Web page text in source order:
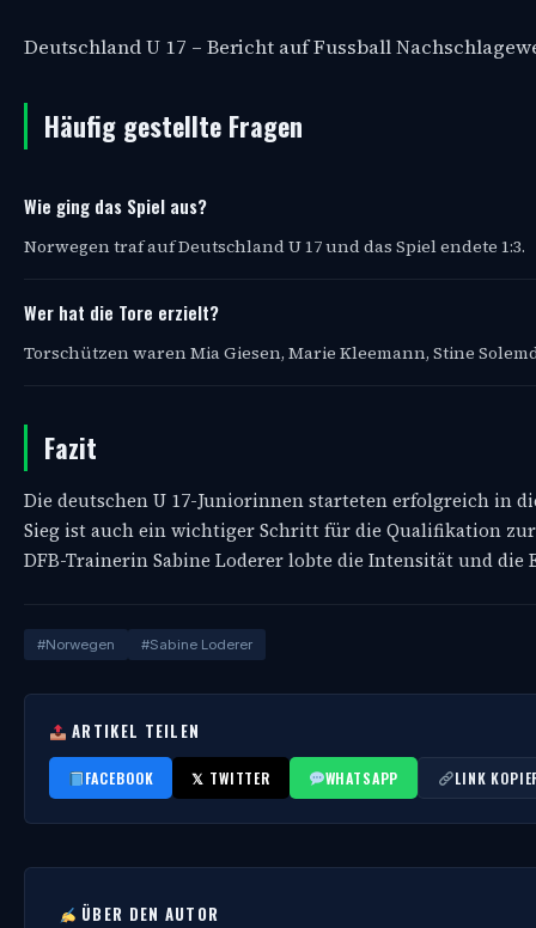
Deutschland U 17 – Bericht auf Fussball
Häufig gestellte Fragen
Wie ging das Spiel aus?
Norwegen traf auf Deutschland U 17 und das Spiel endete 1:3.
Wer hat die Tore erzielt?
Torschützen waren Mia Giesen, Marie Kleemann, Stine
Fazit
Die deutschen U 17-Juniorinnen starteten erfolgreich in
Sieg ist auch ein wichtiger Schritt für die Qualifikation
DFB-Trainerin Sabine Loderer lobte die Intensität und die
#Norwegen #Sabine Loderer
ARTIKEL TEILEN
FACEBOOK 𝕏 TWITTER WHATSAPP LINK
ÜBER DEN AUTOR